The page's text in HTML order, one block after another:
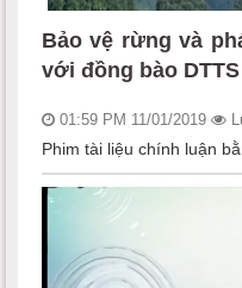
Bảo vệ rừng và
với đồng bào
01:59 PM 11/01/2019
Phim tài liệu chính luận